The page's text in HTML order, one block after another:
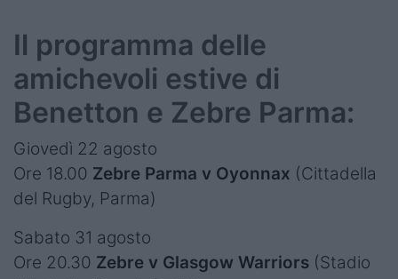
Il programma delle
amichevoli estive di
Benetton e Zebre Parma:
Giovedì 22 agosto
Ore 18.00 Zebre Parma v Oyonnax (Cittadella
del Rugby, Parma)
Sabato 31 agosto
Ore 20.30 Zebre v Glasgow Warriors (Stadio